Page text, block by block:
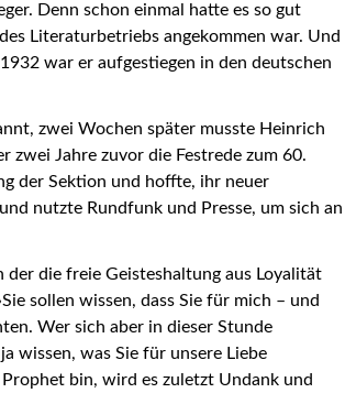
Denn schon einmal hatte es so gut
Literaturbetriebs angekommen war. Und
war er aufgestiegen in den deutschen
zwei Wochen später musste Heinrich
zwei Jahre zuvor die Festrede zum 60.
der Sektion und hoffte, ihr neuer
nutzte Rundfunk und Presse, um sich an
der die freie Geisteshaltung aus Loyalität
sollen wissen, dass Sie für mich – und
Wer sich aber in dieser Stunde
wissen, was Sie für unsere Liebe
bin, wird es zuletzt Undank und